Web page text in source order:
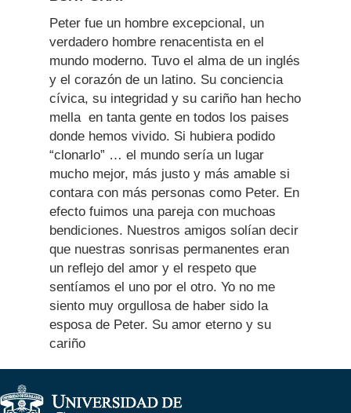
Peter fue un hombre excepcional, un
verdadero hombre renacentista en el
mundo moderno. Tuvo el alma de un inglés
y el corazón de un latino. Su conciencia
cívica, su integridad y su cariño han hecho
mella en tanta gente en todos los paises
donde hemos vivido. Si hubiera podido
“clonarlo” … el mundo sería un lugar
mucho mejor, más justo y más amable si
contara con más personas como Peter. En
efecto fuimos una pareja con muchoas
bendiciones. Nuestros amigos solían decir
que nuestras sonrisas permanentes eran
un reflejo del amor y el respeto que
sentíamos el uno por el otro. Yo no me
siento muy orgullosa de haber sido la
esposa de Peter. Su amor eterno y su
cariño